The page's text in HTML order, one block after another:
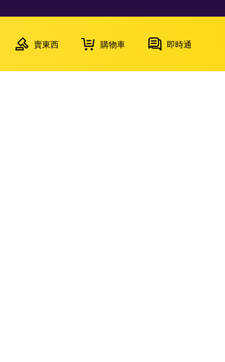
賣東西 購物車 即時通